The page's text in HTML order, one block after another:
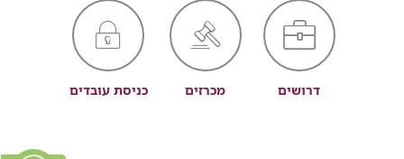
דרושים מכרזים כניסת עובדים